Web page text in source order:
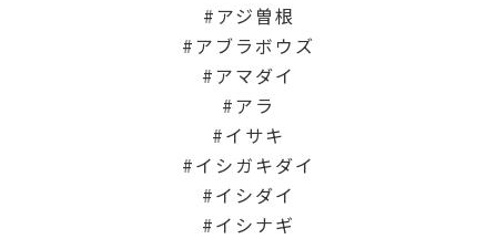
アジ曽根
アブラボウズ
アマダイ
アラ
イサキ
イシガキダイ
イシダイ
イシナギ